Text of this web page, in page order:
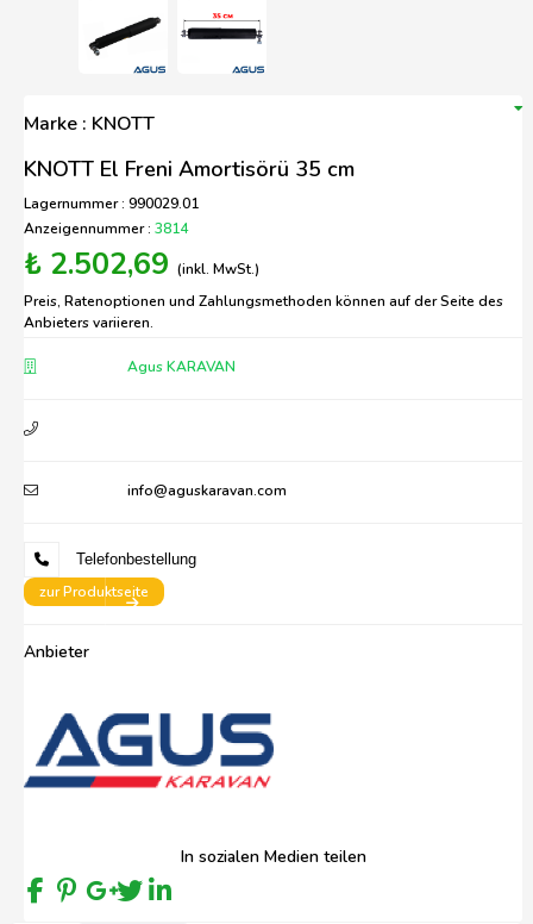
Marke : KNOTT
KNOTT El Freni Amortisörü 35 cm
Lagernummer : 990029.01
Anzeigennummer : 3814
₺ 2.502,69 (inkl. MwSt.)
Preis, Ratenoptionen und Zahlungsmethoden können auf der Seite des
Anbieters variieren.
Agus KARAVAN
info@aguskaravan.com
Telefonbestellung
zur Produktseite
Anbieter
In sozialen Medien teilen